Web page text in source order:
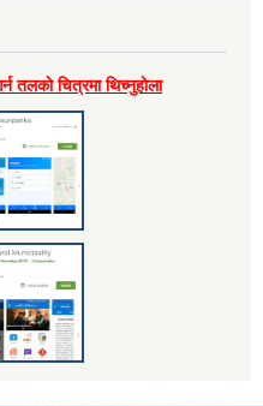
तलकाे चित्रमा थिच्नुहाेला